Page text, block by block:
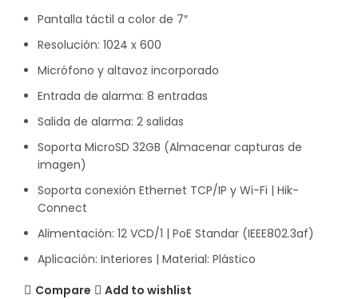
Pantalla táctil a color de 7″
Resolución: 1024 x 600
Micrófono y altavoz incorporado
Entrada de alarma: 8 entradas
Salida de alarma: 2 salidas
Soporta MicroSD 32GB (Almacenar capturas de
imagen)
Soporta conexión Ethernet TCP/IP y Wi-Fi | Hik-
Connect
Alimentación: 12 VCD/1 | PoE Standar (IEEE802.3af)
Aplicación: Interiores | Material: Plástico
Compare
Add to wishlist